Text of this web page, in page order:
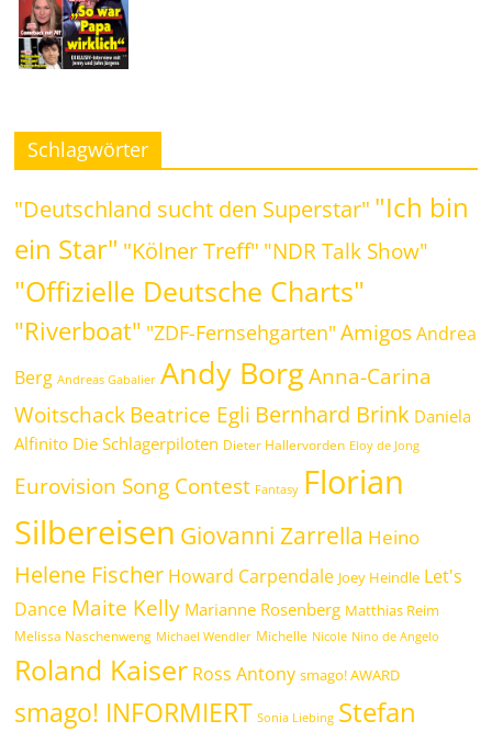
Schlagwörter
"Deutschland sucht den Superstar" "Ich bin
ein Star" "Kölner Treff" "NDR Talk Show"
"Offizielle Deutsche Charts"
"Riverboat" "ZDF-Fernsehgarten" Amigos Andrea
Berg Andreas Gabalier Andy Borg Anna-Carina
WoitschackBeatrice Egli Bernhard Brink Daniela
Alfinito Die Schlagerpiloten Dieter Hallervorden Eloy de Jong
Eurovision Song Contest Fantasy Florian
Silbereisen Giovanni Zarrella Heino
Helene Fischer Howard Carpendale Joey Heindle Let's
Dance Maite Kelly Marianne Rosenberg Matthias Reim
Melissa Naschenweng Michael Wendler Michelle Nicole Nino de Angelo
Roland Kaiser Ross Antony smago! AWARD
smago! INFORMIERT Sonia Liebing Stefan